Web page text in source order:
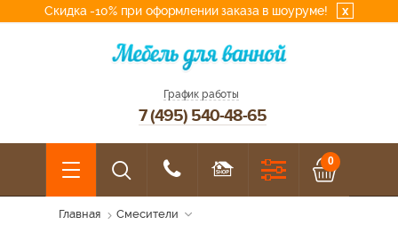
Скидка -10% при оформлении заказа в шоуруме! x
График работы
7 (495) 540-48-65
0
Главная
Смесители